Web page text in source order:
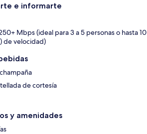
e informarte
Mbps (ideal para 3 a 5 personas o hasta 10
de velocidad)
de cortesía
y amenidades